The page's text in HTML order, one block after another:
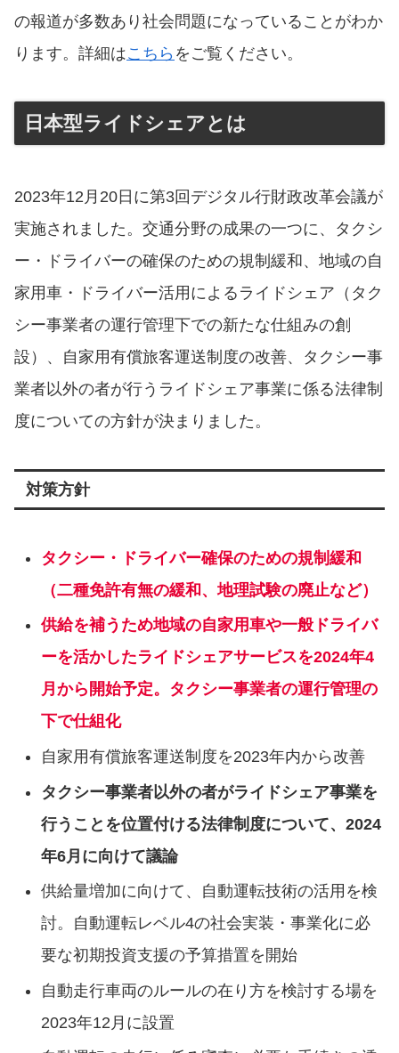
の報道が多数あり社会問題になっていることがわか
ります。詳細はこちら をご覧ください。
日本型ライドシェアとは
2023年12⽉20⽇に第3回デジタル⾏財政改⾰会議が
実施されました。交通分野の成果の一つに、タクシ
ー・ドライバーの確保のための規制緩和、地域の⾃
家⽤⾞・ドライバー活⽤によるライドシェア（タク
シー事業者の運⾏管理下での新たな仕組みの創
設）、⾃家⽤有償旅客運送制度の改善、タクシー事
業者以外の者が⾏うライドシェア事業に係る法律制
度についての方針が決まりました。
対策方針
タクシー・ドライバー確保のための規制緩和
（二種免許有無の緩和、地理試験の廃⽌など）
供給を補うため地域の⾃家⽤⾞や⼀般ドライバ
ーを活かしたライドシェアサービスを2024年4
⽉から開始予定。タクシー事業者の運⾏管理の
下で仕組化
⾃家⽤有償旅客運送制度を2023年内から改善
タクシー事業者以外の者がライドシェア事業を
⾏うことを位置付ける法律制度について、2024
年6⽉に向けて議論
供給量増加に向けて、自動運転技術の活用を検
討。⾃動運転レベル4の社会実装・事業化に必
要な初期投資⽀援の予算措置を開始
⾃動⾛⾏⾞両のルールの在り⽅を検討する場を
2023年12⽉に設置